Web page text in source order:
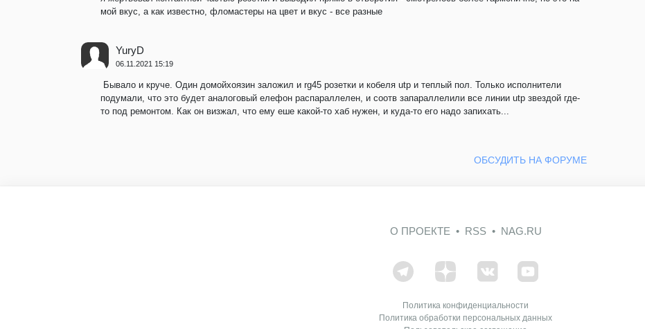
мой вкус, а как известно, фломастеры на цвет и вкус - все разные
YuryD
06.11.2021 15:19
Бывало и круче. Один домойхоязин заложил и rg45 розетки и кобеля utp и теплый пол. Только исполнители
подумали, что это будет аналоговый елефон распараллелен, и соотв запараллелили все линии utp звездой где-
то под ремонтом. Как он визжал, что ему еше какой-то хаб нужен, и куда-то его надо запихать...
ОБСУДИТЬ НА ФОРУМЕ
О ПРОЕКТЕ RSS NAG.RU
Политика конфиденциальности
Политика обработки персональных данных